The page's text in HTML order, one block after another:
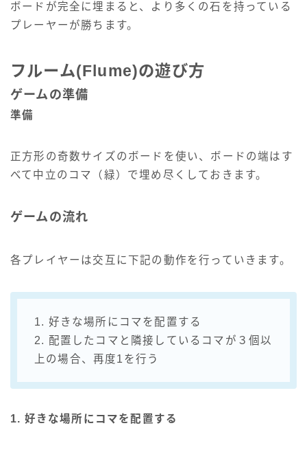
ボードが完全に埋まると、より多くの石を持っている
プレーヤーが勝ちます。
フルーム(Flume)の遊び方
ゲームの準備
準備
正方形の奇数サイズのボードを使い、ボードの端はす
べて中立のコマ（緑）で埋め尽くしておきます。
ゲームの流れ
各プレイヤーは交互に下記の動作を行っていきます。
1. 好きな場所にコマを配置する
2. 配置したコマと隣接しているコマが３個以
上の場合、再度1を行う
1. 好きな場所にコマを配置する